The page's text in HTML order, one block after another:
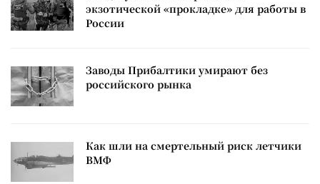
экзотической «прокладке» для работы в
России
Заводы Прибалтики умирают без
российского рынка
Как шли на смертельный риск летчики
ВМФ